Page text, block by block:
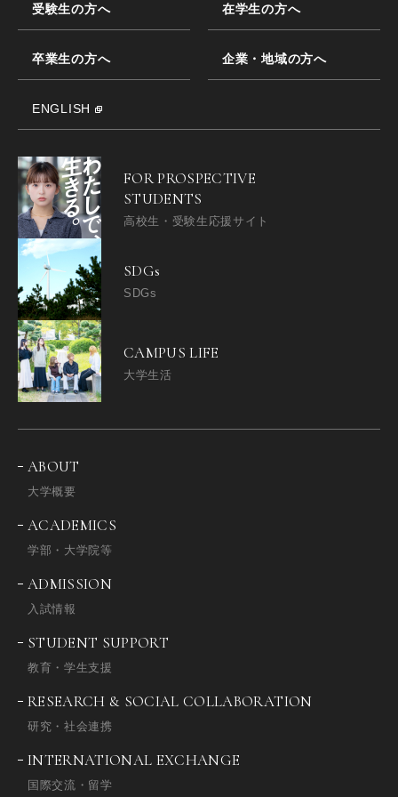
受験生の方へ 在学生の方へ
卒業生の方へ 企業・地域の方へ
ENGLISH
FOR PROSPECTIVE
STUDENTS
高校生・受験生応援サイト
SDGs
SDGs
CAMPUS LIFE
大学生活
ABOUT
大学概要
ACADEMICS
学部・大学院等
ADMISSION
入試情報
STUDENT SUPPORT
教育・学生支援
RESEARCH & SOCIAL COLLABORATION
研究・社会連携
INTERNATIONAL EXCHANGE
国際交流・留学